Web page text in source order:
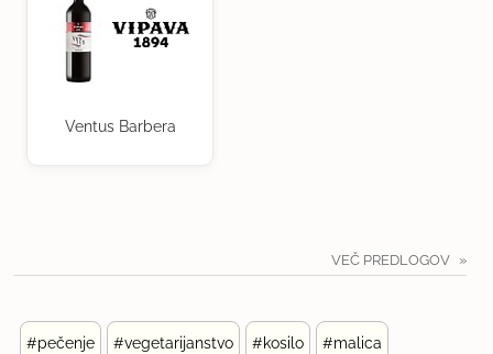
Ventus Barbera
VEČ PREDLOGOV
#pečenje #vegetarijanstvo #kosilo #malica